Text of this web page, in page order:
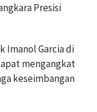
Presisi
Imanol Garcia di
mengangkat
keseimbangan